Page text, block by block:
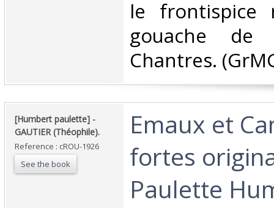
le frontispice
gouache
Chantres.
‎[Humbert paulette] - ‎
‎GAUTIER (Théophile).‎
Reference : cROU-1926
See the book
‎Emaux et
fortes
Paulette